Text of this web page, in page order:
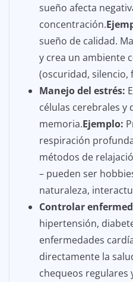
sueño afecta
concentración.
sueño de calidad.
y crea un ambiente
(oscuridad, silencio,
Manejo del estrés:
células cerebrales y
memoria.Ejemplo:
respiración
métodos de
– pueden ser
naturaleza,
Controlar
hipertensión,
enfermedades
directamente la
chequeos regulares